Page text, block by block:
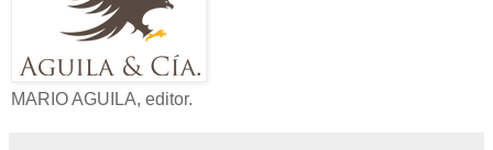
MARIO AGUILA, editor.